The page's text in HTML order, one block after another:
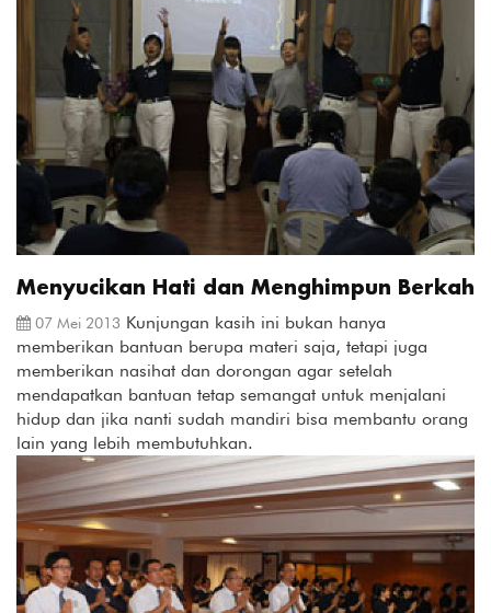
Menyucikan Hati dan Menghimpun Berkah
07 Mei 2013 Kunjungan kasih ini bukan hanya
memberikan bantuan berupa materi saja, tetapi juga
memberikan nasihat dan dorongan agar setelah
mendapatkan bantuan tetap semangat untuk menjalani
hidup dan jika nanti sudah mandiri bisa membantu orang
lain yang lebih membutuhkan.